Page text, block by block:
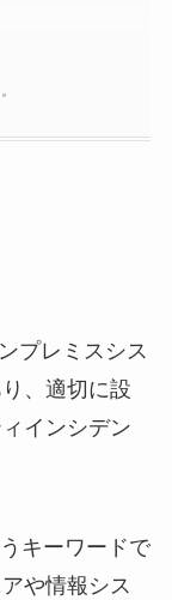
プレミスシス
、適切に設
インシデン
キーワードで
や情報シス